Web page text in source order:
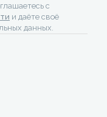
с
и даёте своё
данных.